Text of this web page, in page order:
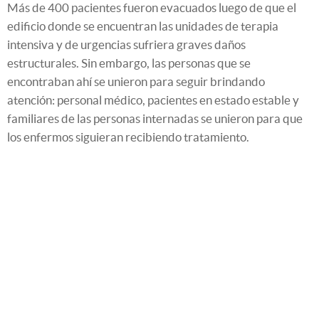
Más de 400 pacientes fueron evacuados luego de que el
edificio donde se encuentran las unidades de terapia
intensiva y de urgencias sufriera graves daños
estructurales. Sin embargo, las personas que se
encontraban ahí se unieron para seguir brindando
atención: personal médico, pacientes en estado estable y
familiares de las personas internadas se unieron para que
los enfermos siguieran recibiendo tratamiento.